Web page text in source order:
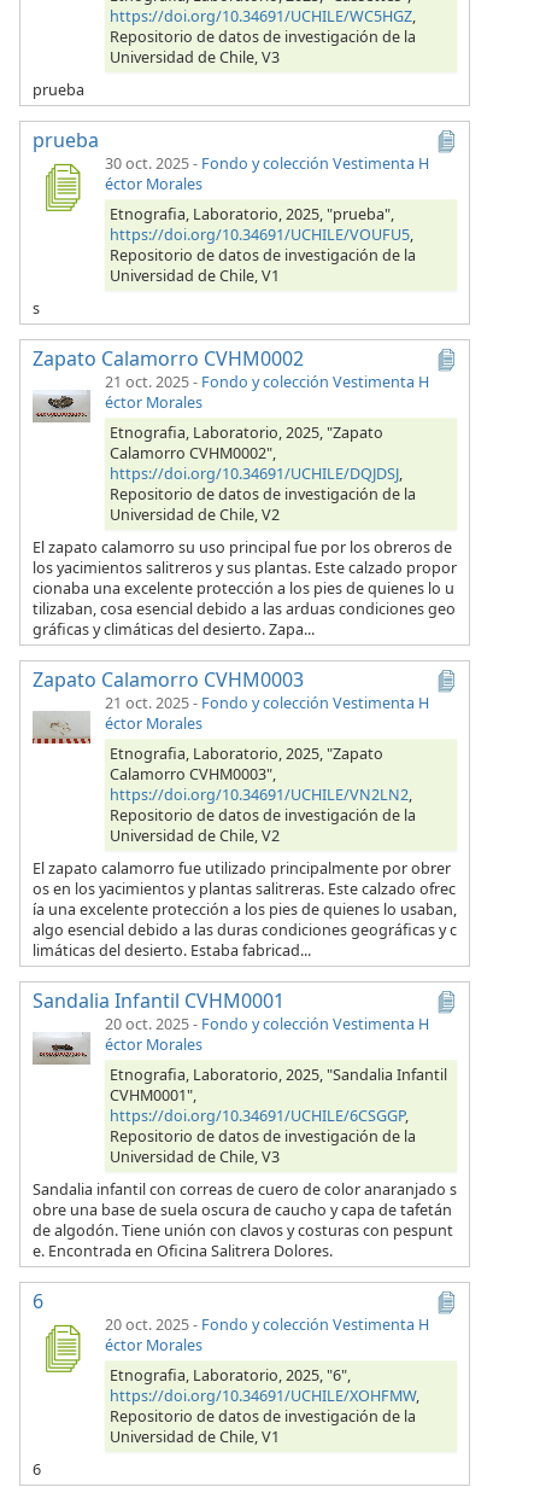
https://doi.org/10.34691/UCHILE/WC5HGZ,
Repositorio de datos de investigación de la
Universidad de Chile, V3
prueba
prueba
30 oct. 2025- Fondo y colección Vestimenta H
éctor Morales
Etnografia, Laboratorio, 2025, "prueba",
https://doi.org/10.34691/UCHILE/VOUFU5,
Repositorio de datos de investigación de la
Universidad de Chile, V1
s
Zapato Calamorro CVHM0002
21 oct. 2025- Fondo y colección Vestimenta H
éctor Morales
Etnografia, Laboratorio, 2025, "Zapato
Calamorro CVHM0002",
https://doi.org/10.34691/UCHILE/DQJDSJ,
Repositorio de datos de investigación de la
Universidad de Chile, V2
El zapato calamorro su uso principal fue por los obreros de
los yacimientos salitreros y sus plantas. Este calzado propor
cionaba una excelente protección a los pies de quienes lo u
tilizaban, cosa esencial debido a las arduas condiciones geo
gráficas y climáticas del desierto. Zapa...
Zapato Calamorro CVHM0003
21 oct. 2025- Fondo y colección Vestimenta H
éctor Morales
Etnografia, Laboratorio, 2025, "Zapato
Calamorro CVHM0003",
https://doi.org/10.34691/UCHILE/VN2LN2,
Repositorio de datos de investigación de la
Universidad de Chile, V2
El zapato calamorro fue utilizado principalmente por obrer
os en los yacimientos y plantas salitreras. Este calzado ofrec
ía una excelente protección a los pies de quienes lo usaban,
algo esencial debido a las duras condiciones geográficas y c
limáticas del desierto. Estaba fabricad...
Sandalia Infantil CVHM0001
20 oct. 2025- Fondo y colección Vestimenta H
éctor Morales
Etnografia, Laboratorio, 2025, "Sandalia Infantil
CVHM0001",
https://doi.org/10.34691/UCHILE/6CSGGP,
Repositorio de datos de investigación de la
Universidad de Chile, V3
Sandalia infantil con correas de cuero de color anaranjado s
obre una base de suela oscura de caucho y capa de tafetán
de algodón. Tiene unión con clavos y costuras con pespunt
e. Encontrada en Oficina Salitrera Dolores.
6
20 oct. 2025- Fondo y colección Vestimenta H
éctor Morales
Etnografia, Laboratorio, 2025, "6",
https://doi.org/10.34691/UCHILE/XOHFMW,
Repositorio de datos de investigación de la
Universidad de Chile, V1
6